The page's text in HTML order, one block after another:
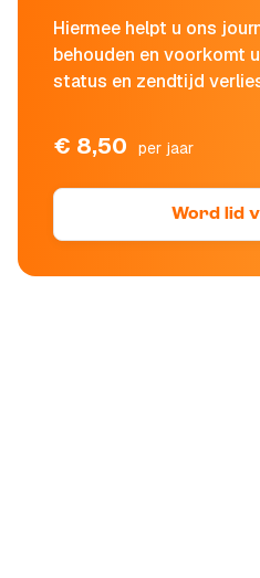
Hiermee helpt u ons
behouden en voorkomt
status en zendtijd
€ 8,50 per jaar
Word lid